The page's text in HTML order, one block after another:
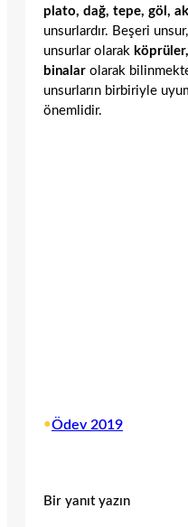
plato, dağ, tepe, göl,
unsurlardır. Beşeri
unsurlar olarak
binalar olarak
unsurların birbiriyle
önemlidir.
•Ödev 2019
Bir yanıt yazın